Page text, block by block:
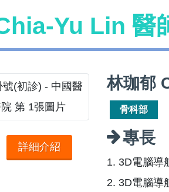
Yu Lin 醫
詳細介紹
林珈郁
骨科部
專長
1. 3D電腦導
2. 3D電腦導